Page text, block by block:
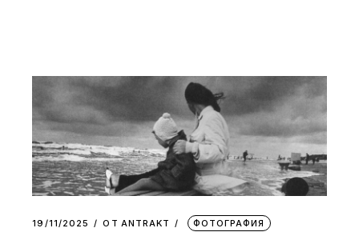
19/11/2025 ОТ АNTRAKT ФОТОГРАФИЯ